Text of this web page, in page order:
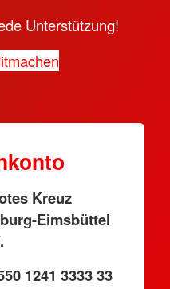
Unterstützung!
Kreuz
Eimsbüttel
1241 3333 33